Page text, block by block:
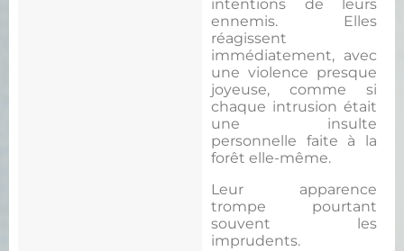
intentions de leurs
ennemis. Elles
réagissent
immédiatement, avec
une violence presque
joyeuse, comme si
chaque intrusion était
une insulte
personnelle faite à la
forêt elle-même.
Leur apparence
trompe pourtant
souvent les
imprudents.